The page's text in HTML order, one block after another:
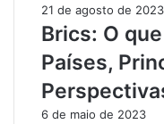
21 de agosto de 2023
Brics: O
Países,
6 de maio de 2023